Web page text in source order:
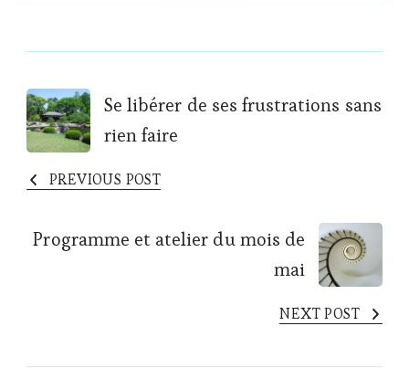
Post
Navigation
Se libérer de ses frustrations sans
rien faire
PREVIOUS POST
Programme et atelier du mois de
mai
NEXT POST